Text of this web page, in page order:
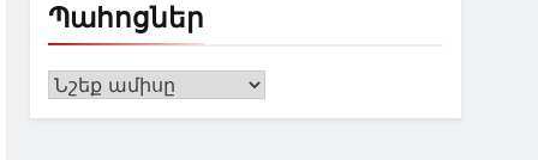
Պահոցներ
Պահոցներ